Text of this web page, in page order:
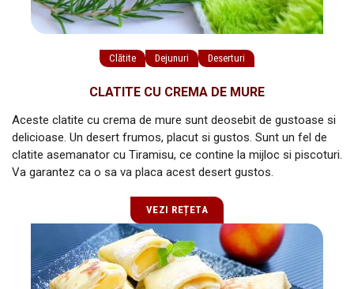
Clătite Dejunuri Deserturi
CLATITE CU CREMA DE MURE
Aceste clatite cu crema de mure sunt deosebit de gustoase si
delicioase. Un desert frumos, placut si gustos. Sunt un fel de
clatite asemanator cu Tiramisu, ce contine la mijloc si piscoturi.
Va garantez ca o sa va placa acest desert gustos.
VEZI REȚETA